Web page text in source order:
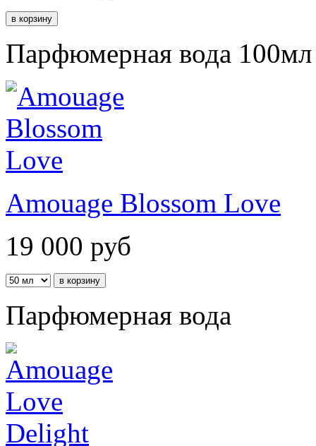
Парфюмерная вода 100мл
Amouage Blossom Love
19 000 руб
Парфюмерная вода